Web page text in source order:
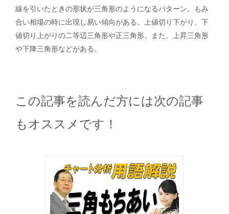
線を引いたときの形状が三角形のようになるパターン。もみ
合い相場の時に出現し易い傾向がある。上値切り下がり、下
値切り上がりの二等辺三角形や正三角形、また、上昇三角形
や下降三角形などがある。
この記事を読んだ方には次の記事
もオススメです！